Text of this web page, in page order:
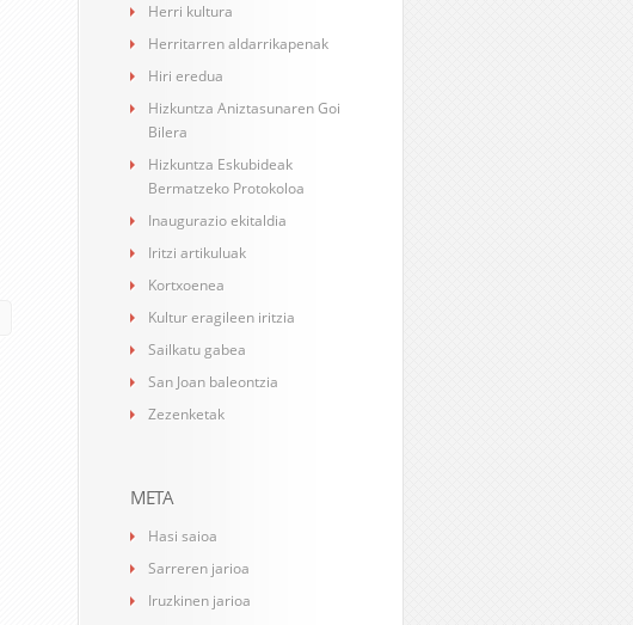
Herri kultura
Herritarren aldarrikapenak
Hiri eredua
Hizkuntza Aniztasunaren Goi
Bilera
Hizkuntza Eskubideak
Bermatzeko Protokoloa
Inaugurazio ekitaldia
Iritzi artikuluak
Kortxoenea
Kultur eragileen iritzia
Sailkatu gabea
San Joan baleontzia
Zezenketak
META
Hasi saioa
Sarreren jarioa
Iruzkinen jarioa